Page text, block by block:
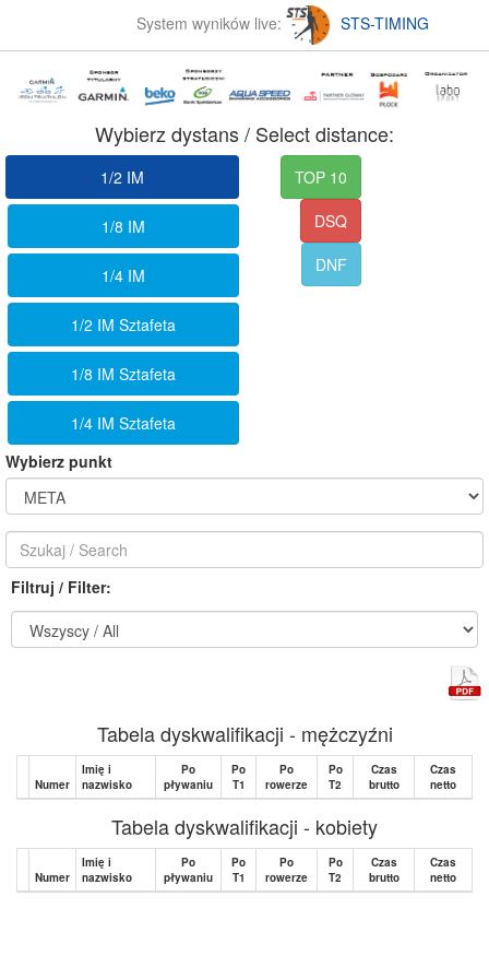
System wyników live: STS-TIMING
Wybierz dystans / Select distance:
1/2 IM
1/8 IM
1/4 IM
1/2 IM Sztafeta
1/8 IM Sztafeta
1/4 IM Sztafeta
TOP 10
DSQ
DNF
Wybierz punkt
Filtruj / Filter:
Tabela dyskwalifikacji - mężczyźni
Numer
Imię i
nazwisko
Po
pływaniu
Po
T1
Po
rowerze
Po
T2
Czas
brutto
Czas
netto
Tabela dyskwalifikacji - kobiety
Numer
Imię i
nazwisko
Po
pływaniu
Po
T1
Po
rowerze
Po
T2
Czas
brutto
Czas
netto